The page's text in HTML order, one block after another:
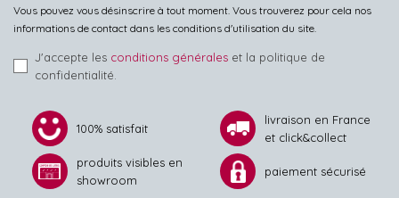
Vous pouvez vous désinscrire à tout moment. Vous trouverez pour cela nos
informations de contact dans les conditions d'utilisation du site.
J'accepte les conditions générales et la politique de
confidentialité.
100% satisfait
livraison en France
et click&collect
produits visibles en
showroom
paiement sécurisé